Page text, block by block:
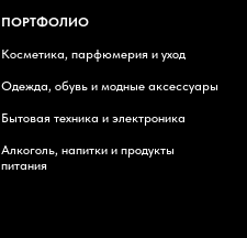
ПОРТФОЛИО
Косметика, парфюмерия и уход
Одежда, обувь и модные аксессуары
Бытовая техника и электроника
Алкоголь, напитки и продукты
питания